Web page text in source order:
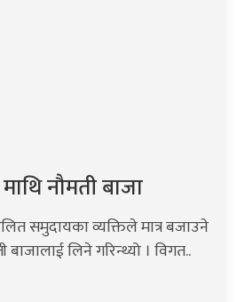
नौमती बाजा
समुदायका व्यक्तिले मात्र बजाउने
लिने गरिन्थ्यो । विगत..